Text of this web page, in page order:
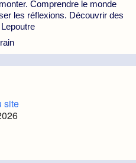
Comprendre le monde
les réflexions. Découvrir des
site